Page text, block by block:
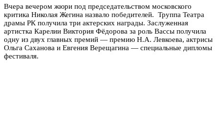
Вчера вечером жюри под председательством московского
критика Николая Жегина назвало победителей. Труппа Театра
драмы РК получила три актерских награды. Заслуженная
артистка Карелии Виктория Фёдорова за роль Вассы получила
одну из двух главных премий — премию Н.А. Левкоева, актрисы
Ольга Саханова и Евгения Верещагина — специальные дипломы
фестиваля.